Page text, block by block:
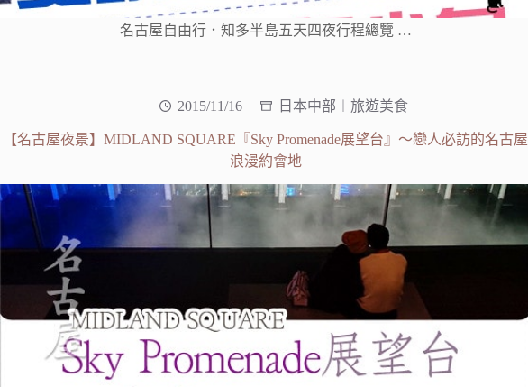
名古屋自由行．知多半島五天四夜行程總覽 …
2015/11/16 日本中部︱旅遊美食
【名古屋夜景】MIDLAND SQUARE『Sky Promenade展望台』～戀人必訪的名古屋
浪漫約會地